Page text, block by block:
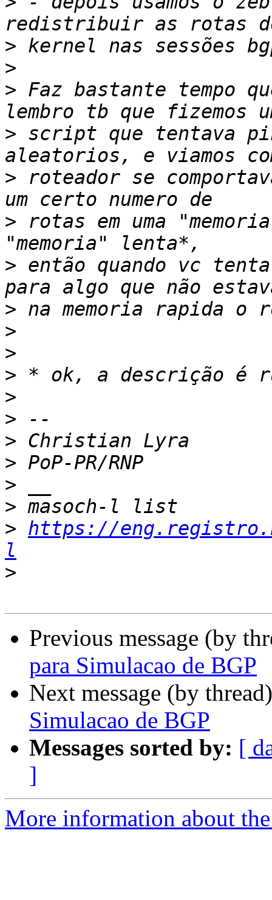
>
>
> Faz bastante tempo
> script que tentava
> roteador se
> rotas em uma
> então quando vc
>
>
>
>
>
>
>
>
>
>
> https://
l
>
Previous message (by
para Simulacao de BGP
Next message (by
Simulacao de BGP
Messages sorted by: [
]
More information about